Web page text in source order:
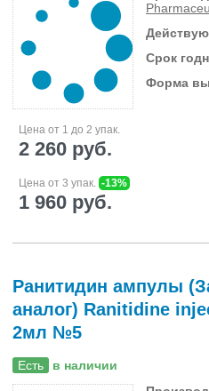
Срок
Форма
Цена от 1 до 2 упак.
2 260 руб.
Цена от 3 упак. -13%
1 960 руб.
Ранитидин ампулы
аналог) Ranitidine
2мл №5
Есть в наличии